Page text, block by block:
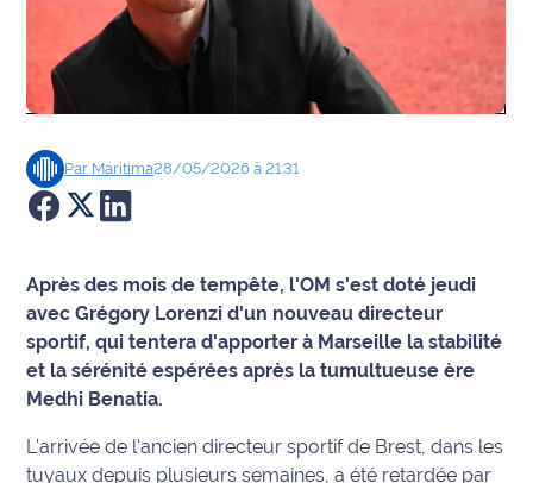
Société
Économie
Emploi
Environnement
Info
route
Par Maritima28/05/2026 à 21:31
Après des mois de tempête, l'OM s'est doté jeudi
avec Grégory Lorenzi d'un nouveau directeur
sportif, qui tentera d'apporter à Marseille la stabilité
et la sérénité espérées après la tumultueuse ère
Medhi Benatia.
L'arrivée de l'ancien directeur sportif de Brest, dans les
tuyaux depuis plusieurs semaines, a été retardée par